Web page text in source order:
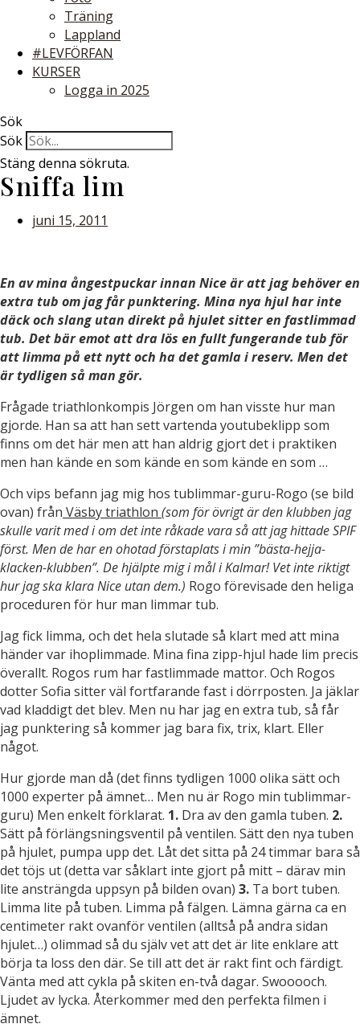
Träning
Lappland
#LEVFÖRFAN
KURSER
Logga in 2025
Sök
Sök
Stäng denna sökruta.
Sniffa lim
juni 15, 2011
En av mina ångestpuckar innan Nice är att jag behöver en
extra tub om jag får punktering. Mina nya hjul har inte
däck och slang utan direkt på hjulet sitter en fastlimmad
tub. Det bär emot att dra lös en fullt fungerande tub för
att limma på ett nytt och ha det gamla i reserv. Men det
är tydligen så man gör.
Frågade triathlonkompis Jörgen om han visste hur man
gjorde. Han sa att han sett vartenda youtubeklipp som
finns om det här men att han aldrig gjort det i praktiken
men han kände en som kände en som kände en som …
Och vips befann jag mig hos tublimmar-guru-Rogo (se bild
ovan) från Väsby triathlon (som för övrigt är den klubben jag
skulle varit med i om det inte råkade vara så att jag hittade SPIF
först. Men de har en ohotad förstaplats i min ”bästa-hejja-
klacken-klubben”. De hjälpte mig i mål i Kalmar! Vet inte riktigt
hur jag ska klara Nice utan dem.) Rogo förevisade den heliga
proceduren för hur man limmar tub.
Jag fick limma, och det hela slutade så klart med att mina
händer var ihoplimmade. Mina fina zipp-hjul hade lim precis
överallt. Rogos rum har fastlimmade mattor. Och Rogos
dotter Sofia sitter väl fortfarande fast i dörrposten. Ja jäklar
vad kladdigt det blev. Men nu har jag en extra tub, så får
jag punktering så kommer jag bara fix, trix, klart. Eller
något.
Hur gjorde man då (det finns tydligen 1000 olika sätt och
1000 experter på ämnet… Men nu är Rogo min tublimmar-
guru) Men enkelt förklarat. 1. Dra av den gamla tuben. 2.
Sätt på förlängsningsventil på ventilen. Sätt den nya tuben
på hjulet, pumpa upp det. Låt det sitta på 24 timmar bara så
det töjs ut (detta var såklart inte gjort på mitt – därav min
lite ansträngda uppsyn på bilden ovan) 3. Ta bort tuben.
Limma lite på tuben. Limma på fälgen. Lämna gärna ca en
centimeter rakt ovanför ventilen (alltså på andra sidan
hjulet…) olimmad så du själv vet att det är lite enklare att
börja ta loss den där. Se till att det är rakt fint och färdigt.
Vänta med att cykla på skiten en-två dagar. Swooooch.
Ljudet av lycka. Återkommer med den perfekta filmen i
ämnet.